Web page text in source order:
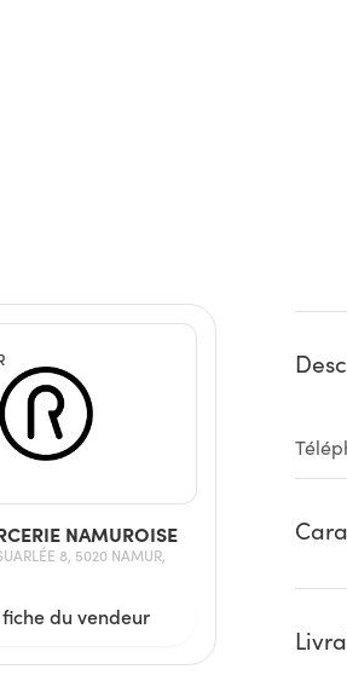
NAMUROISE
8, 5020 NAMUR,
du vendeur